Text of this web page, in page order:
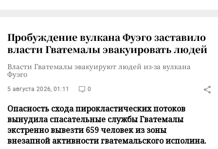
Пробуждение вулкана Фуэго заставило
власти Гватемалы эвакуировать людей
Власти Гватемалы эвакуируют людей из-за вулкана
Фуэго
5 августа 2026, 01:11 0
Опасность схода пирокластических потоков
вынудила спасательные службы Гватемалы
экстренно вывезти 659 человек из зоны
внезапной активности гватемальского исполина.